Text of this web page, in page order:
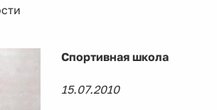
Спортивная школа
15.07.2010